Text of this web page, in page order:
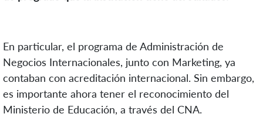
En particular, el programa de Administración de
Negocios Internacionales, junto con Marketing, ya
contaban con acreditación internacional. Sin embargo,
es importante ahora tener el reconocimiento del
Ministerio de Educación, a través del CNA.